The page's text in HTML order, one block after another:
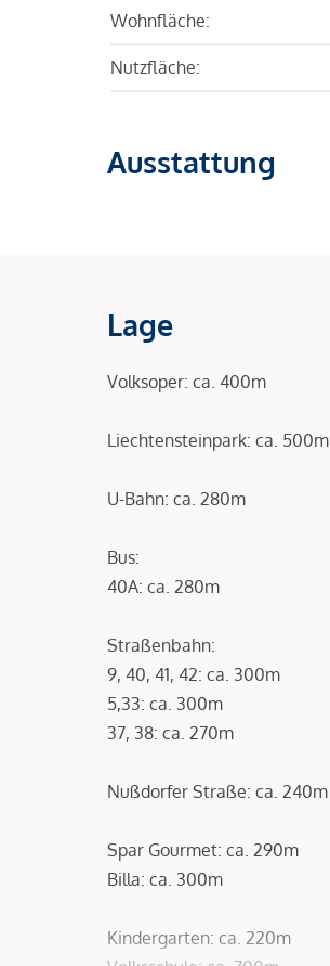
Wohnfläche:
Nutzfläche:
Ausstattung
Lage
Volksoper: ca. 400m
Liechtensteinpark: ca. 500m
U-Bahn: ca. 280m
Bus:
40A: ca. 280m
Straßenbahn:
9, 40, 41, 42: ca. 300m
5,33: ca. 300m
37, 38: ca. 270m
Nußdorfer Straße: ca. 240m
Spar Gourmet: ca. 290m
Billa: ca. 300m
Kindergarten: ca. 220m